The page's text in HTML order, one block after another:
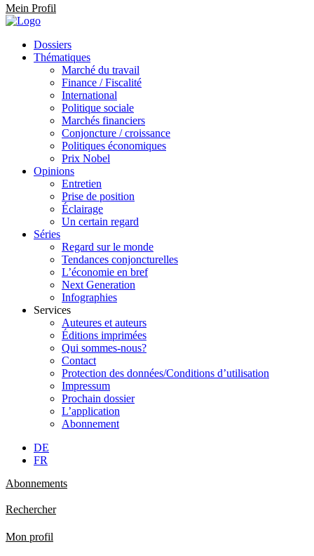
Mein Profil
Dossiers
Thématiques
Marché du travail
Finance / Fiscalité
International
Politique sociale
Marchés financiers
Conjoncture / croissance
Politiques économiques
Prix Nobel
Opinions
Entretien
Prise de position
Éclairage
Un certain regard
Séries
Regard sur le monde
Tendances conjoncturelles
L’économie en bref
Next Generation
Infographies
Services
Auteures et auteurs
Éditions imprimées
Qui sommes-nous?
Contact
Protection des données/Conditions d’utilisation
Impressum
Prochain dossier
L’application
Abonnement
DE
FR
Abonnements
Rechercher
Mon profil